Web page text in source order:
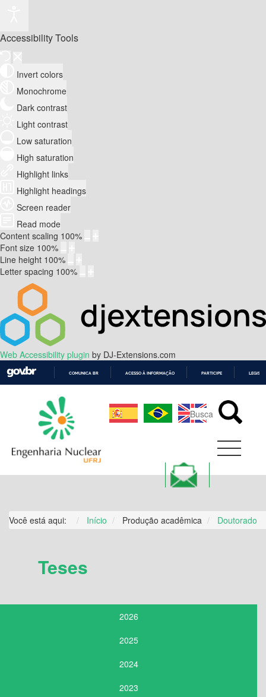
Accessibility Tools
Invert colors
Monochrome
Dark contrast
Light contrast
Low saturation
High saturation
Highlight links
Highlight headings
Screen reader
Read mode
Content scaling 100%
Font size 100%
Line height 100%
Letter spacing 100%
Web Accessibility plugin by DJ-Extensions.com
CONTEÚDO
COMUNICA BR ACESSO À INFORMAÇÃO PARTICIPE
Você está aqui: Início Produção acadêmica Doutorado
Teses
2026
2025
2024
2023